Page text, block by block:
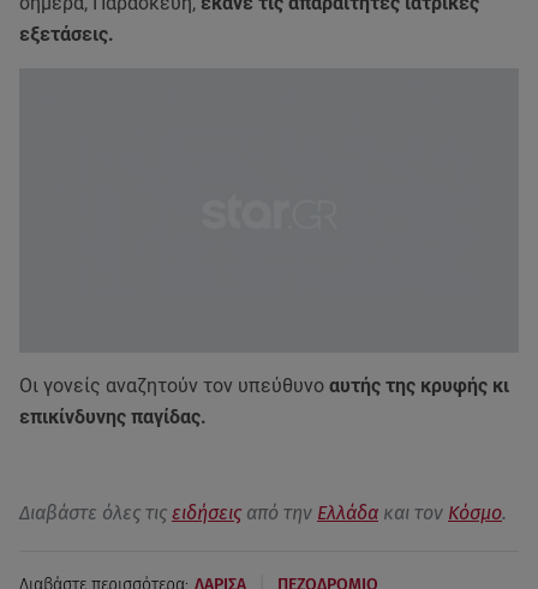
εξετάσεις.
Οι γονείς αναζητούν τον υπεύθυνο αυτής της κρυφής κι
επικίνδυνης παγίδας.
Διαβάστε όλες τις ειδήσεις από την Ελλάδα και τον Κόσμο.
Διαβάστε περισσότερα: ΛΑΡΙΣΑ ΠΕΖΟΔΡΟΜΙΟ